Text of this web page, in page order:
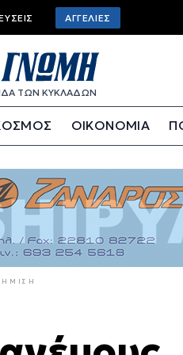
Top
bar
menu
ΑΓΓΕΛΊΕΣ
ΤΩΝ ΚΥΚΛΑΔΩΝ
ΟΙΚΟΝΟΜΙΑ